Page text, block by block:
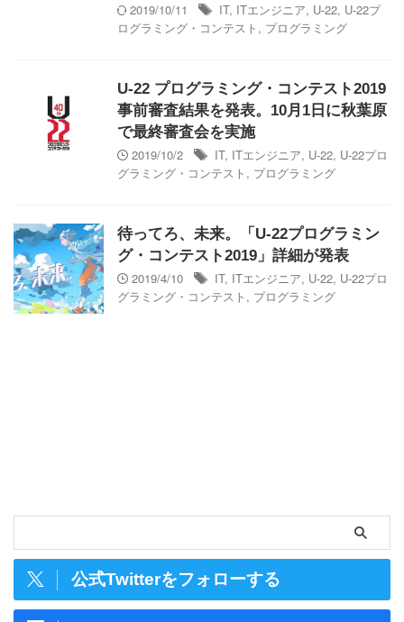
2019/10/11
IT, ITエンジニア, U-22, U-22プ
ログラミング・コンテスト , プログラミング
U-22 プログラミング・コンテスト2019
事前審査結果を発表。10月1日に秋葉原
で最終審査会を実施
2019/10/2
IT, ITエンジニア, U-22, U-22プロ
グラミング・コンテスト , プログラミング
待ってろ、未来。「U-22プログラミン
グ・コンテスト2019」詳細が発表
2019/4/10
IT, ITエンジニア, U-22, U-22プロ
グラミング・コンテスト , プログラミング
公式Twitterをフォローする